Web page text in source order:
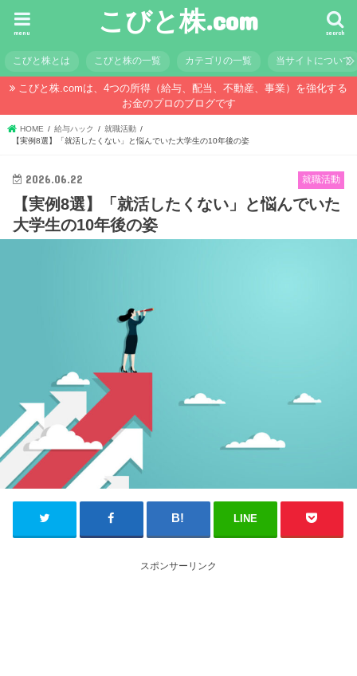
こびと株.com search
menu
こびと株とは こびと株の一覧 カテゴリの一覧 当サイトについて
こびと株.comは、4つの所得（給与、配当、不動産、事業）を強化する
お金のプロのブログです
HOME 給与ハック
就職活動
【実例8選】「就活したくない」と悩んでいた大学生の10年後の姿
就職活動
2026.06.22
【実例8選】「就活したくない」と悩んでいた
大学生の10年後の姿
LINE
スポンサーリンク